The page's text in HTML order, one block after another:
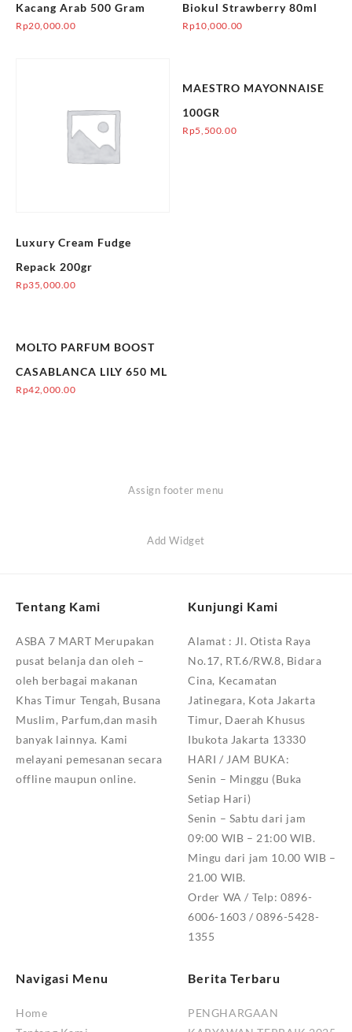
Kacang Arab 500 Gram
Rp20,000.00
Biokul Strawberry 80ml
Rp10,000.00
Luxury Cream Fudge
Repack 200gr
Rp35,000.00
MAESTRO MAYONNAISE
100GR
Rp5,500.00
MOLTO PARFUM BOOST
CASABLANCA LILY 650 ML
Rp42,000.00
Assign footer menu
Add Widget
Tentang Kami
ASBA 7 MART Merupakan
pusat belanja dan oleh –
oleh berbagai makanan
Khas Timur Tengah, Busana
Muslim, Parfum,dan masih
banyak lainnya. Kami
melayani pemesanan secara
offline maupun online.
Kunjungi Kami
Alamat : Jl. Otista Raya
No.17, RT.6/RW.8, Bidara
Cina, Kecamatan
Jatinegara, Kota Jakarta
Timur, Daerah Khusus
Ibukota Jakarta 13330
HARI / JAM BUKA:
Senin – Minggu (Buka
Setiap Hari)
Senin – Sabtu dari jam
09:00 WIB – 21:00 WIB.
Mingu dari jam 10.00 WIB –
21.00 WIB.
Order WA / Telp: 0896-
6006-1603 / 0896-5428-
1355
Navigasi Menu
Home
Berita Terbaru
PENGHARGAAN